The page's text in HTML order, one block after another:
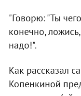
"Говорю: "Ты
конечно,
надо!".
Как рассказал
Копенкиной